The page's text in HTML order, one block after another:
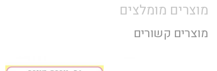
מוצרים מומלצים
מוצרים קשורים